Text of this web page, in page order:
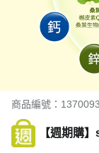
商品編號：
【週期購